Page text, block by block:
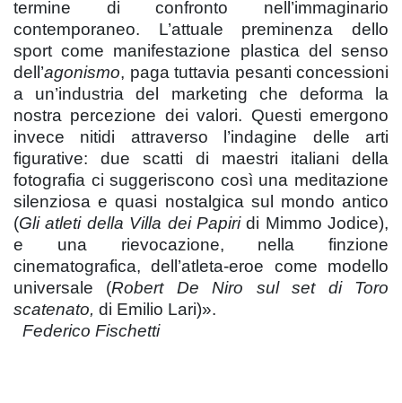
termine di confronto nell’immaginario
contemporaneo. L’attuale preminenza dello
sport come manifestazione plastica del senso
dell’agonismo, paga tuttavia pesanti concessioni
a un’industria del marketing che deforma la
nostra percezione dei valori. Questi emergono
invece nitidi attraverso l’indagine delle arti
figurative: due scatti di maestri italiani della
fotografia ci suggeriscono così una meditazione
silenziosa e quasi nostalgica sul mondo antico
(Gli atleti della Villa dei Papiridi Mimmo Jodice),
e una rievocazione, nella finzione
cinematografica, dell’atleta-eroe come modello
universale (Robert De Niro sul set di Toro
scatenato, di Emilio Lari)».
Federico Fischetti